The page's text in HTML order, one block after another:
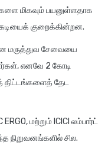
மிகவும் பயனுள்ளதாக
குறைக்கின்றன.
மருத்துவ சேவையை
எனவே 2 கோடி
திட்டங்களைத் தேட
மற்றும் ICICI லம்பார்ட்
நிறுவனங்களில் சில.